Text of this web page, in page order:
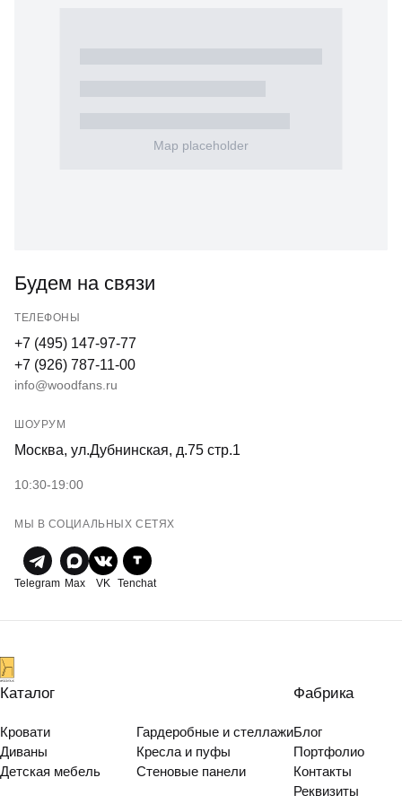
Будем на связи
ТЕЛЕФОНЫ
+7 (495) 147-97-77
+7 (926) 787-11-00
info@woodfans.ru
ШОУРУМ
Москва, ул.Дубнинская, д.75 стр.1
10:30-19:00
МЫ В СОЦИАЛЬНЫХ СЕТЯХ
Telegram Max VK Tenchat
Каталог
Кровати
Диваны
Детская мебель
Гардеробные и стеллажи
Кресла и пуфы
Стеновые панели
Фабрика
Блог
Портфолио
Контакты
Реквизиты